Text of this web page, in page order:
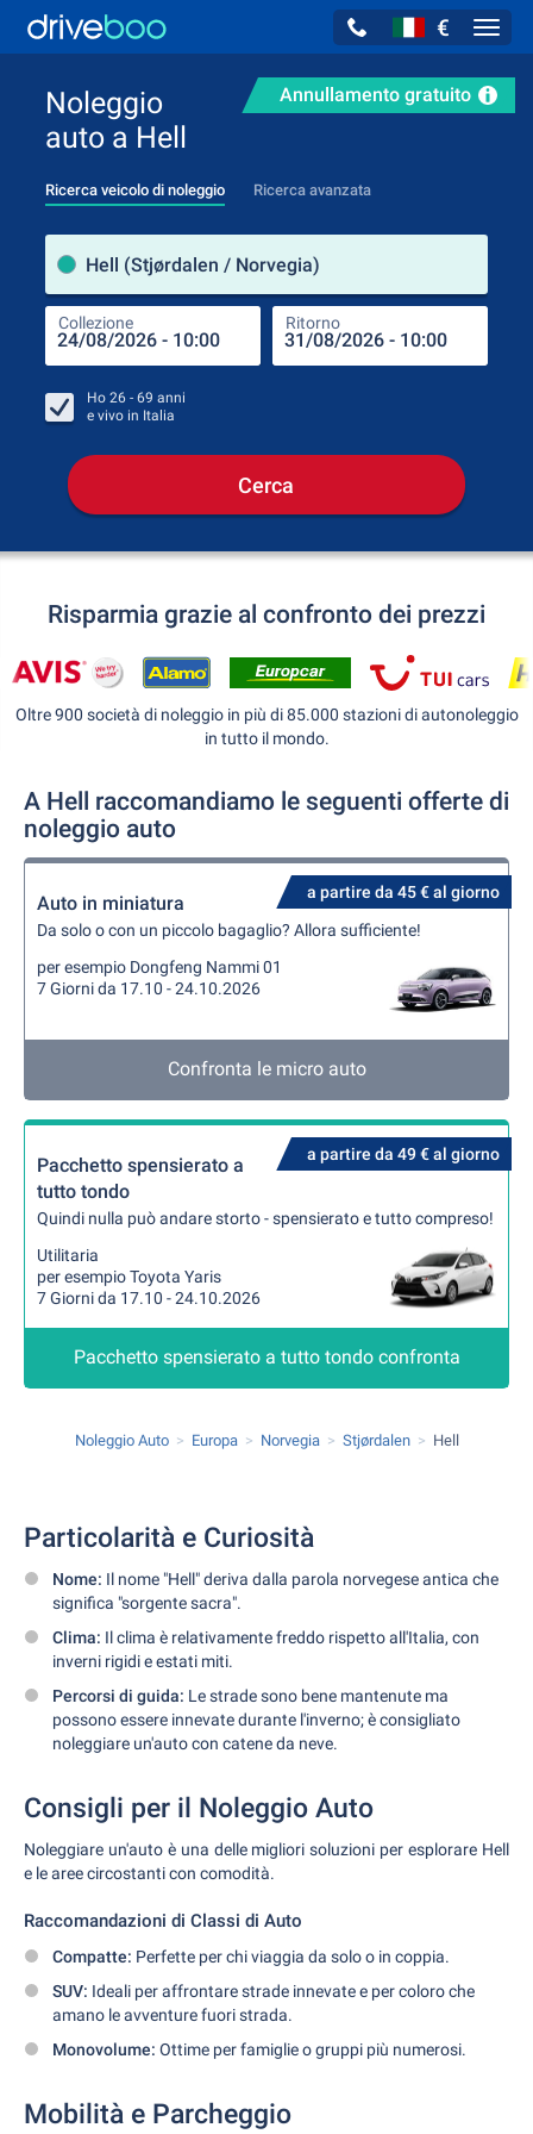
€
Annullamento gratuito
Noleggio
auto a Hell
Ricerca veicolo di noleggio Ricerca avanzata
Hell (Stjørdalen / Norvegia)
Collezione Ritorno
Ho 26 - 69 anni
e vivo in Italia
Cerca
Risparmia grazie al confronto dei prezzi
Oltre 900 società di noleggio in più di 85.000 stazioni di autonoleggio
in tutto il mondo.
A Hell raccomandiamo le seguenti offerte di
noleggio auto
a partire da 45 € al giorno
Auto in miniatura
Da solo o con un piccolo bagaglio? Allora sufficiente!
per esempio Dongfeng Nammi 01
7 Giorni da 17.10 - 24.10.2026
Confronta le micro auto
a partire da 49 € al giorno
Pacchetto spensierato a
tutto tondo
Quindi nulla può andare storto - spensierato e tutto compreso!
Utilitaria
per esempio Toyota Yaris
7 Giorni da 17.10 - 24.10.2026
Pacchetto spensierato a tutto tondo confronta
Noleggio Auto Europa Norvegia Stjørdalen Hell
Particolarità e Curiosità
Nome: Il nome "Hell" deriva dalla parola norvegese antica che
significa "sorgente sacra".
Clima: Il clima è relativamente freddo rispetto all'Italia, con
inverni rigidi e estati miti.
Percorsi di guida: Le strade sono bene mantenute ma
possono essere innevate durante l'inverno; è consigliato
noleggiare un'auto con catene da neve.
Consigli per il Noleggio Auto
Noleggiare un'auto è una delle migliori soluzioni per esplorare Hell
e le aree circostanti con comodità.
Raccomandazioni di Classi di Auto
Compatte: Perfette per chi viaggia da solo o in coppia.
SUV: Ideali per affrontare strade innevate e per coloro che
amano le avventure fuori strada.
Monovolume: Ottime per famiglie o gruppi più numerosi.
Mobilità e Parcheggio